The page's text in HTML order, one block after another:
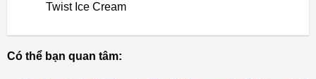
Twist Ice Cream
Có thể bạn quan tâm: